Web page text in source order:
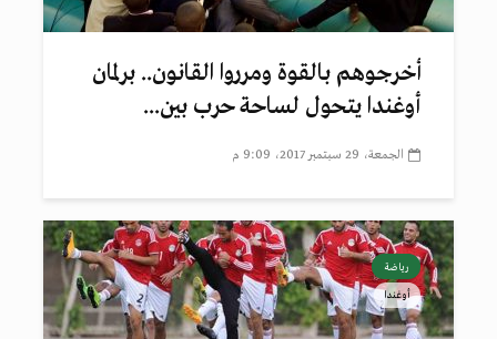
أخرجوهم بالقوة ومرروا القانون.. برلمان
أوغندا يتحول لساحة حرب بين...
الجمعة، 29 سبتمبر 2017، 9:09 م
رياضة
أوغندا